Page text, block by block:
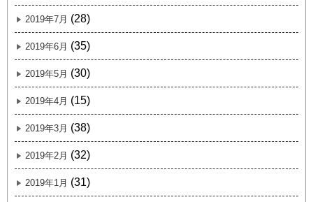
2019年7月 (28)
2019年6月 (35)
2019年5月 (30)
2019年4月 (15)
2019年3月 (38)
2019年2月 (32)
2019年1月 (31)